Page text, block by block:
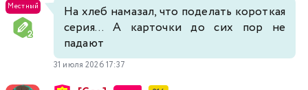
Местный
На хлеб намазал, что поделать короткая
серия... А карточки до сих пор не
падают
31 июля 2026 17:37